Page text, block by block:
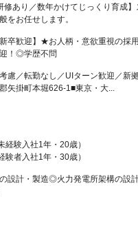
修あり／数年かけてじっくり育成
をお任せします。
新卒歓迎】★お人柄・意欲重視の採
！◎学歴不問
考慮／転勤なし／UIターン歓迎／新
矢掛町本堀626-1■東京・大...
経験入社1年・20歳）
験者入社1年・30歳）
設計・製造◎火力発電所架構の設